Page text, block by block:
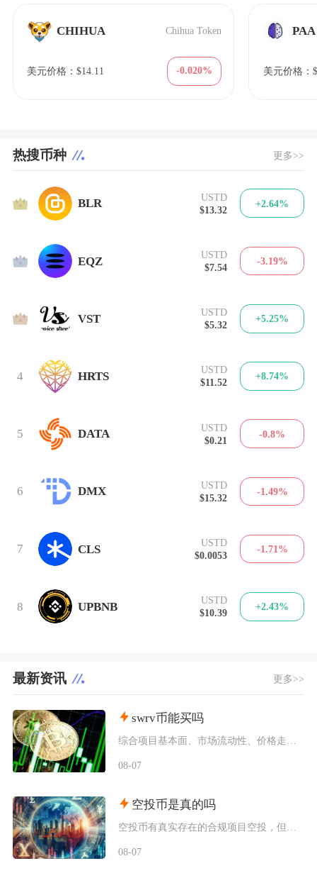
CHIHUA Chihua Token
美元价格：$14.11 -0.020%
PAA
美元价格：
热搜币种 更多>>
1 BLR
USTD
$13.32
+2.64%
2 EQZ
USTD
$7.54
-3.19%
3 VST
USTD
$5.32
+5.25%
4 HRTS
USTD
$11.52
+8.74%
5 DATA
USTD
$0.21
-0.8%
6 DMX
USTD
$15.32
-1.49%
7 CLS
USTD
$0.0053
-1.71%
8 UPBNB
USTD
$10.39
+2.43%
最新资讯 更多>>
swrv币能买吗
综合项目基本面、市场流动性、价格走势以及行业竞争现状，普通币圈投资者不建议买入SWRV代币
08-07
空投币是真的吗
空投币有真实存在的合规项目空投，但市场中九成以上面向普通散户的免费空投、大额福利空投均为虚
08-07